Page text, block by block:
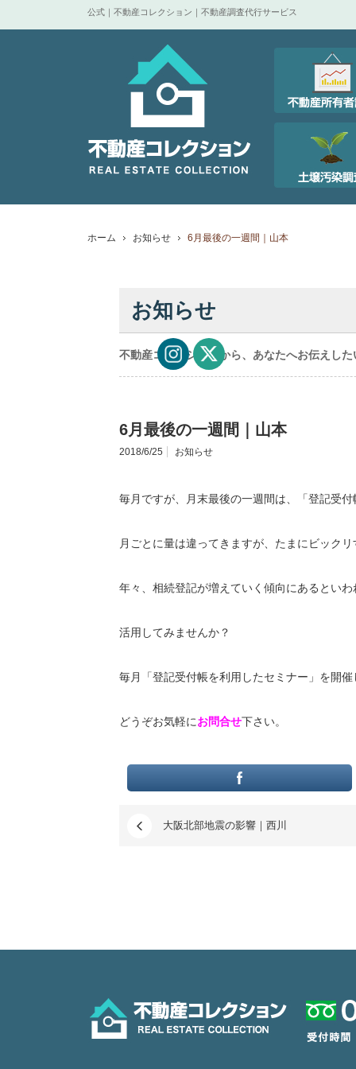
公式｜不動産コレクション｜不動産調査代行サービス
ホーム お知らせ 6月最後の一週間｜山本
お知らせ
不動産コレクションから、あなたへお伝えした
6月最後の一週間｜山本
2018/6/25 お知らせ
毎月ですが、月末最後の一週間は、「登記受
月ごとに量は違ってきますが、たまにビック
年々、相続登記が増えていく傾向にあるとい
活用してみませんか？
毎月「登記受付帳を利用したセミナー」を開
どうぞお気軽にお問合せ下さい。
大阪北部地震の影響｜西川